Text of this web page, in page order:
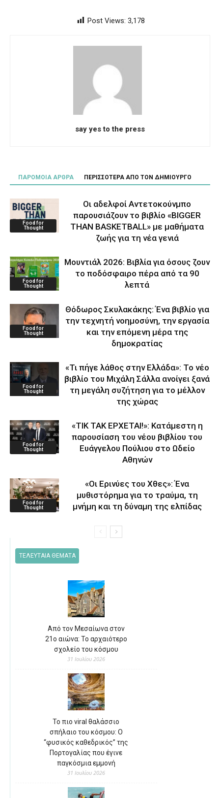
Post Views: 3,178
say yes to the press
ΠΑΡΟΜΟΙΑ ΑΡΘΡΑ ΠΕΡΙΣΣΟΤΕΡΑ ΑΠΟ ΤΟΝ ΔΗΜΙΟΥΡΓΟ
Food for
Thought
Οι αδελφοί Αντετοκούνμπο
παρουσιάζουν το βιβλίο «BIGGER
THAN BASKETBALL» με μαθήματα
ζωής για τη νέα γενιά
Food for
Thought
Μουντιάλ 2026: Βιβλία για όσους ζουν
το ποδόσφαιρο πέρα από τα 90
λεπτά
Food for
Thought
Θόδωρος Σκυλακάκης: Ένα βιβλίο για
την τεχνητή νοημοσύνη, την εργασία
και την επόμενη μέρα της
δημοκρατίας
Food for
Thought
«Τι πήγε λάθος στην Ελλάδα»: Το νέο
βιβλίο του Μιχάλη Σάλλα ανοίγει ξανά
τη μεγάλη συζήτηση για το μέλλον
της χώρας
Food for
Thought
«ΤΙΚ ΤΑΚ ΕΡΧΕΤΑΙ!»: Κατάμεστη η
παρουσίαση του νέου βιβλίου του
Ευάγγελου Πούλιου στο Ωδείο
Αθηνών
Food for
Thought
«Οι Ερινύες του Χθες»: Ένα
μυθιστόρημα για το τραύμα, τη
μνήμη και τη δύναμη της ελπίδας
ΤΕΛΕΥΤΑΙΑ ΘΕΜΑΤΑ
Από τον Μεσαίωνα στον
21ο αιώνα: Το αρχαιότερο
σχολείο του κόσμου
31 Ιουλίου 2026
Το πιο viral θαλάσσιο
σπήλαιο του κόσμου: Ο
“φυσικός καθεδρικός” της
Πορτογαλίας που έγινε
παγκόσμια εμμονή
31 Ιουλίου 2026